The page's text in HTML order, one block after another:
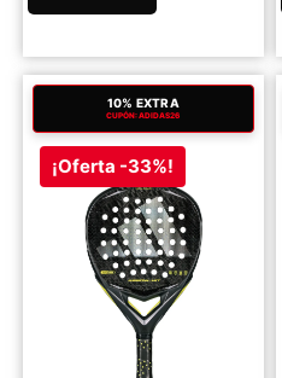
10% EXTRA
CUPÓN: ADIDAS26
¡Oferta -33%!